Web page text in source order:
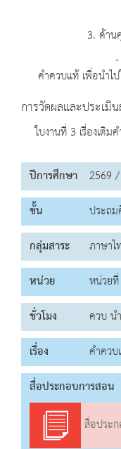
- อ่านและ
3. ด้านคุณลั
- อ่านเห็นค
คำควบแท้ เพื่อนำไ
การวัดผลและประเมิ
ใบงานที่ 3 เรื่องเติม
ปีการศึกษา 2569
ชั้น
ประถ
กลุ่มสาระ
ภาษาไ
หน่วย
หน่วย
ชั่วโมง
ควบ น
เรื่อง
คำคว
สื่อประกอบการสอน
สื่อประ